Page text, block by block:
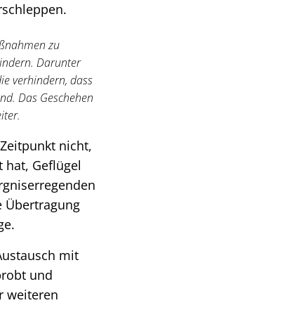
zu
Darunter
verhindern, dass
Das Geschehen
nicht,
Geflügel
Übertragung
mit
und
weiteren